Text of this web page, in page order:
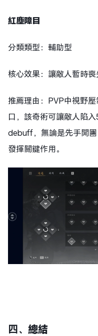
紅塵障目
分類類型：輔助型
核心效果：讓敵人暫時
推薦理由：PVP中視野
口，該奇術可讓敵人陷
debuff，無論是先手開
發揮關鍵作用。
四、 總結